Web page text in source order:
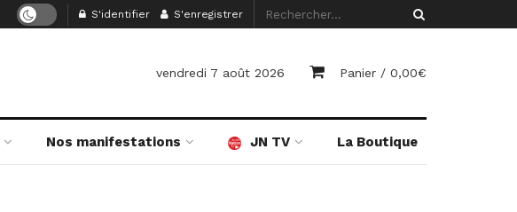
S'identifier S'enregistrer
vendredi 7 août 2026 Panier / 0,00€
Nos manifestations JN TV La Boutique